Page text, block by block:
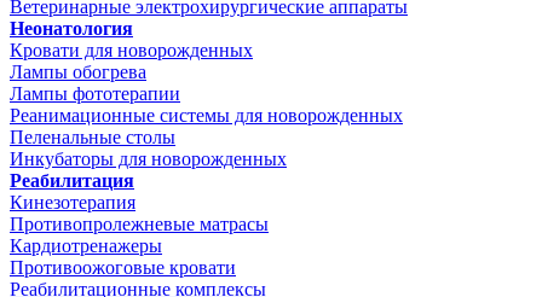
Ветеринарные электрохирургические аппараты
Неонатология
Кровати для новорожденных
Лампы обогрева
Лампы фототерапии
Реанимационные системы для новорожденных
Пеленальные столы
Инкубаторы для новорожденных
Реабилитация
Кинезотерапия
Противопролежневые матрасы
Кардиотренажеры
Противоожоговые кровати
Реабилитационные комплексы